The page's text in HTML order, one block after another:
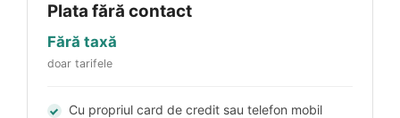
Plata fără contact
Fără taxă
doar tarifele
Cu propriul card de credit sau telefon mobil